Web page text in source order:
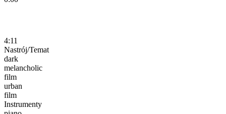
4:11
Nastrój/Temat
dark
melancholic
film
urban
film
Instrumenty